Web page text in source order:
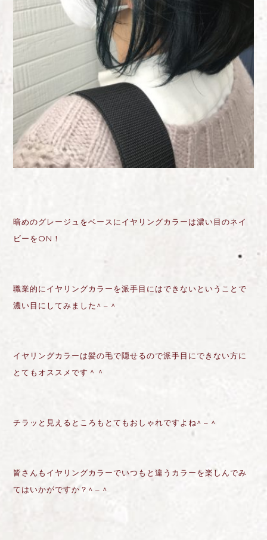
暗めのグレージュをベースにイヤリングカラーは濃い目のネイ
ビーをON ！
職業的にイヤリングカラーを派手目にはできないということで
濃い目にしてみました^ – ^
イヤリングカラーは髪の毛で隠せるので派手目にできない方に
とてもオススメです＾＾
チラッと見えるところもとてもおしゃれですよね^ – ^
皆さんもイヤリングカラーでいつもと違うカラーを楽しんでみ
てはいかがですか？ ^ – ^